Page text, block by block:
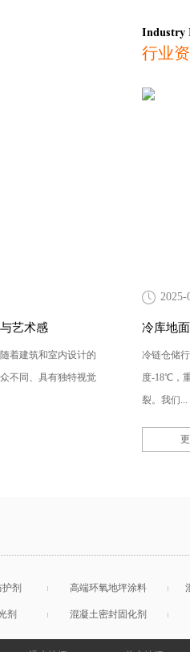
艺术感
着建筑和室内设计的
不同、具有独特视觉
Industry
行业
2025-
冷库地
冷链仓储
度-18℃，
裂。我们...
剂 高端环氧地坪涂料
剂 混凝土密封固化剂